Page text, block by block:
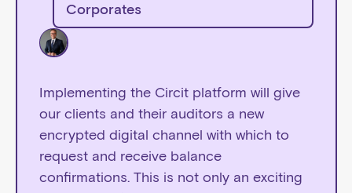
Corporates
Implementing the Circit platform will give
our clients and their auditors a new
encrypted digital channel with which to
request and receive balance
confirmations. This is not only an exciting